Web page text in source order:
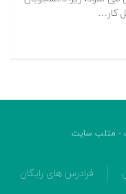
کار…
- متلب سایت
فرادرس های رایگان